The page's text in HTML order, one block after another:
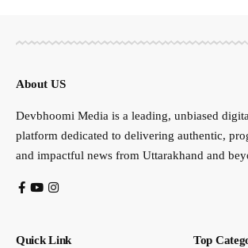
About US
Devbhoomi Media is a leading, unbiased
platform dedicated to delivering authentic,
and impactful news from Uttarakhand and
Quick Link Top